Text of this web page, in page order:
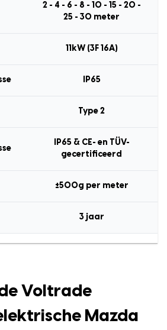
2 - 4 - 6 - 8 - 10 - 15 - 20 -
25 - 30 meter
11kW (3F 16A)
IP65
Type 2
IP65 & CE- en TÜV-
gecertificeerd
±500g per meter
3 jaar
Voltrade
Mazda